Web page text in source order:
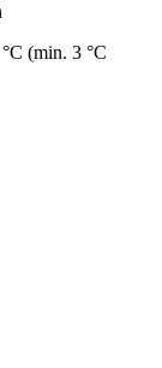
(min. 3 °C